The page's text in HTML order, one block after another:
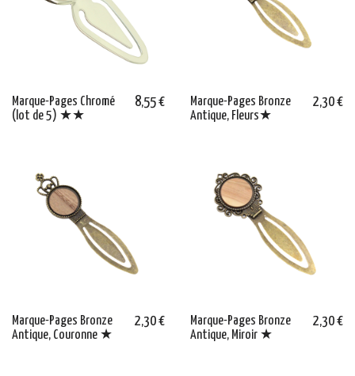
Marque-Pages Chromé
(lot de 5) ★★
8,55 €
Marque-Pages Bronze
Antique, Fleurs★
2,30 €
Marque-Pages Bronze
Antique, Couronne ★
2,30 €
Marque-Pages Bronze
Antique, Miroir ★
2,30 €